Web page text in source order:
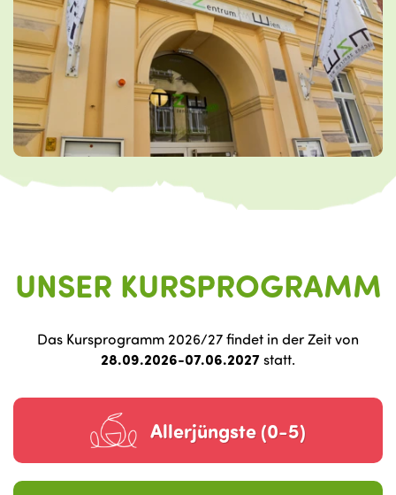
UNSER KURSPROGRAMM
Das Kursprogramm 2026/27 findet in der Zeit von
28.09.2026-07.06.2027statt.
Allerjüngste (0-5)